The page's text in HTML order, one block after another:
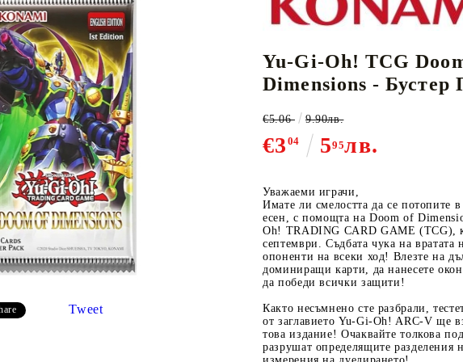
CARD GAME
АКСЕСОАРИ ЗА КАРТОВИ
ИГРИ
Кутии за съхранение
Протектори за карти
Подложки/Матове
Класьори за карти
НАСИПНИ КАРТИ
К-ПОП ДРУГИ
Tweet
Yu-Gi-Oh! TCG
Dimensions - Бустер
€3 04 595лв.
€5.06 9.90лв.
Уважаеми играчи,
Имате ли смелостта да се потопите
есен, с помощта на Doom of
Oh! TRADING CARD GAME (TCG),
септември. Съдбата чука на вратата
опоненти на всеки ход! Влезте на
доминиращи карти, да нанесете
да победи всички защити!
Както несъмнено сте разбрали,
от заглавието Yu-Gi-Oh! ARC-V ще
това издание! Очаквайте толкова
разрушат определящите разделения